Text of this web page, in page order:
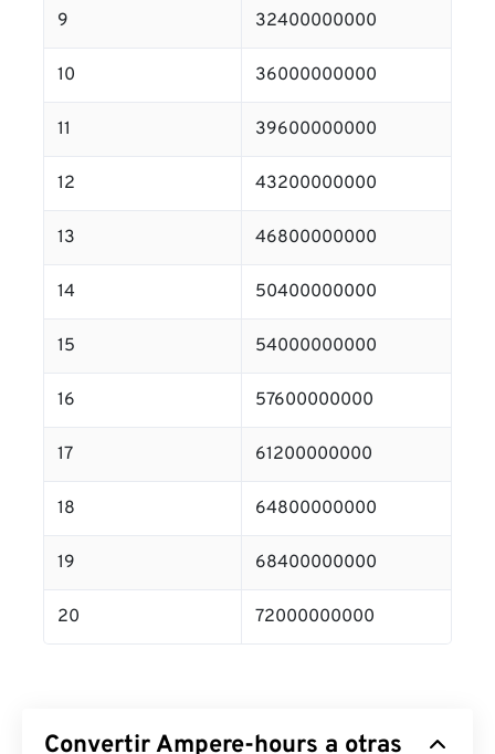
9 32400000000
10 36000000000
11 39600000000
12 43200000000
13 46800000000
14 50400000000
15 54000000000
16 57600000000
17 61200000000
18 64800000000
19 68400000000
20 72000000000
Convertir Ampere-hours a otras